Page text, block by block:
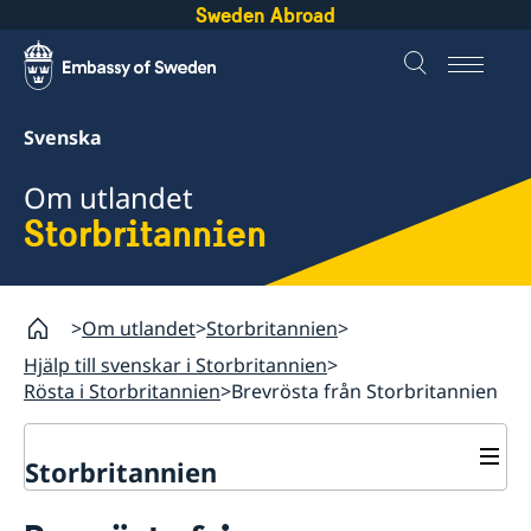
Sweden Abroad
Svenska
Om utlandet
Storbritannien
Om utlandet Storbritannien
Hjälp till svenskar i Storbritannien
Rösta i Storbritannien Brevrösta från Storbritannien
Storbritannien